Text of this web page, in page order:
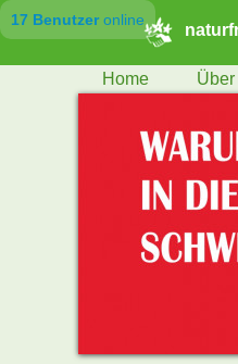
17 Benutzeronline
Home